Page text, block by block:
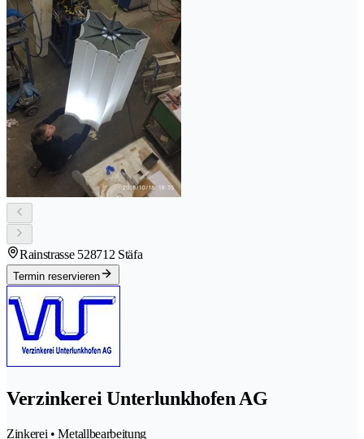
Rainstrasse 528712 Stäfa
Termin reservieren
Verzinkerei Unterlunkhofen AG
Zinkerei • Metallbearbeitung